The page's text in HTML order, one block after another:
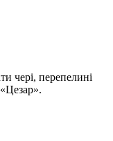
чері, перепелині